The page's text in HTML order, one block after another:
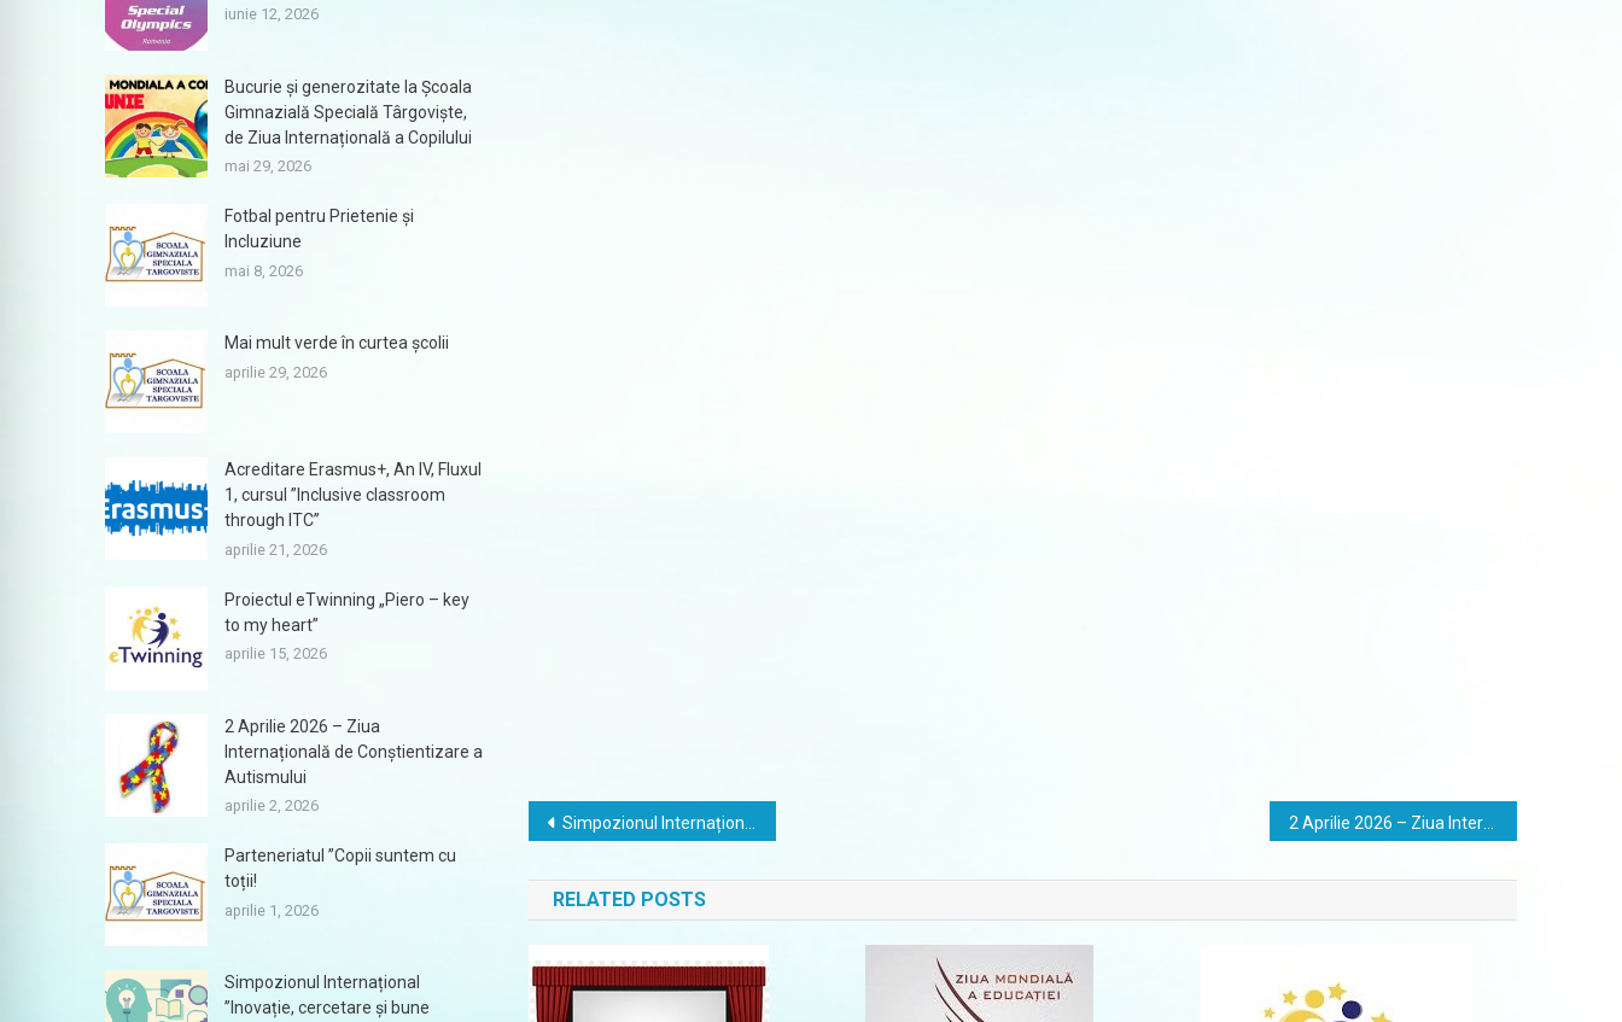
Navigare
în
articole
Simpozionul Internațional ”Inovație, cercetare și bune practici în educația incluzivă și nediscriminatorie” în desfășurare
RELATED POSTS
iunie 12, 2026
Bucurie și generozitate la Școala
Gimnazială Specială Târgoviște,
de Ziua Internațională a Copilului
mai 29, 2026
Fotbal pentru Prietenie și
Incluziune
mai 8, 2026
Mai mult verde în curtea școlii
aprilie 29, 2026
Acreditare Erasmus+, An IV, Fluxul
1, cursul ”Inclusive classroom
through ITC”
aprilie 21, 2026
Proiectul eTwinning „Piero – key
to my heart”
aprilie 15, 2026
2 Aprilie 2026 – Ziua
Internațională de Conștientizare a
Autismului
aprilie 2, 2026
Parteneriatul ”Copii suntem cu
toții!
aprilie 1, 2026
Simpozionul Internațional
”Inovație, cercetare și bune